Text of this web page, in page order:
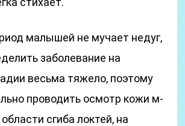
малышей не мучает недуг,
заболевание на
весьма тяжело, поэтому
проводить осмотр кожи м-
сгиба локтей, на